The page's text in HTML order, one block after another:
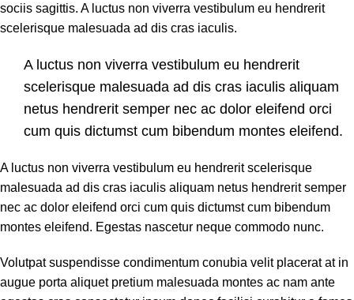
sociis sagittis. A luctus non viverra vestibulum eu hendrerit
scelerisque malesuada ad dis cras iaculis.
A luctus non viverra vestibulum eu hendrerit
scelerisque malesuada ad dis cras iaculis aliquam
netus hendrerit semper nec ac dolor eleifend orci
cum quis dictumst cum bibendum montes eleifend.
A luctus non viverra vestibulum eu hendrerit scelerisque
malesuada ad dis cras iaculis aliquam netus hendrerit semper
nec ac dolor eleifend orci cum quis dictumst cum bibendum
montes eleifend. Egestas nascetur neque commodo nunc.
Volutpat suspendisse condimentum conubia velit placerat at in
augue porta aliquet pretium malesuada montes ac nam ante